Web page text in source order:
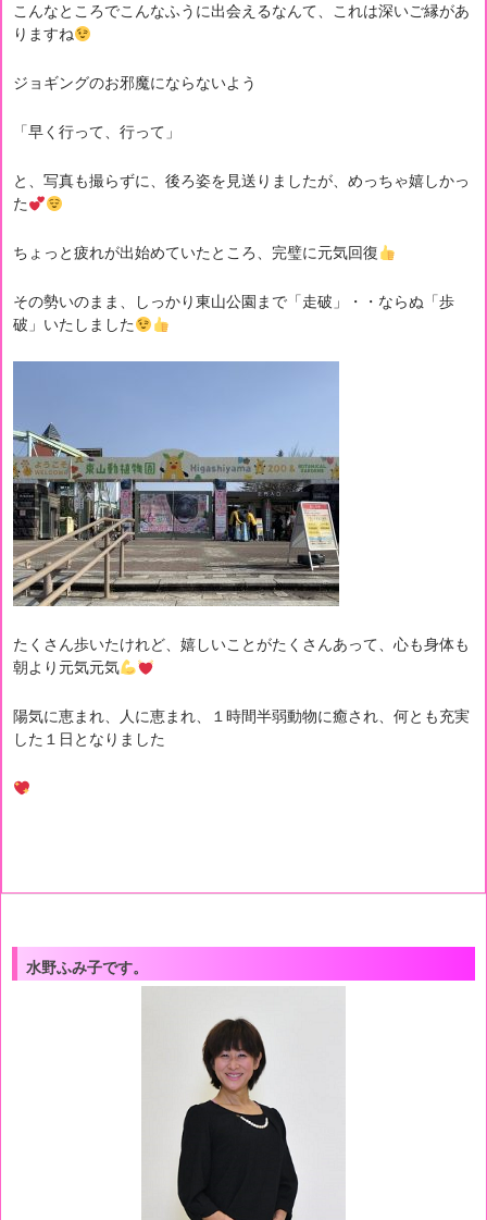
こんなところでこんなふうに出会えるなんて、これは深いご縁があ
りますね
ジョギングのお邪魔にならないよう
「早く行って、行って」
と、写真も撮らずに、後ろ姿を見送りましたが、めっちゃ嬉しかっ
た
ちょっと疲れが出始めていたところ、完璧に元気回復
その勢いのまま、しっかり東山公園まで「走破」・・ならぬ「歩
破」いたしました
たくさん歩いたけれど、嬉しいことがたくさんあって、心も身体も
朝より元気元気
陽気に恵まれ、人に恵まれ、１時間半弱動物に癒され、何とも充実
した１日となりました
水野ふみ子です。